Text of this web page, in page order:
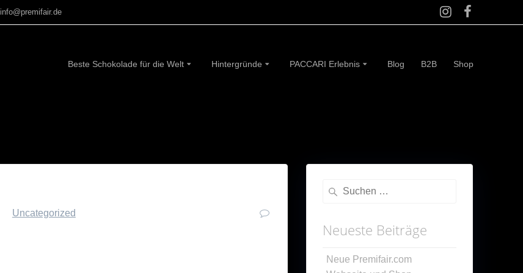
info@premifair.de
Beste Schokolade für die Welt Hintergründe PACCARI Erlebnis Blog B2B Shop
Uncategorized
Suche
Neueste Beiträge
Neue Premifair.com